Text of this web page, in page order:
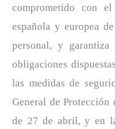
comprometido con
española y europea
personal, y
obligaciones
las medidas de
General de Protección
de 27 de abril, y en